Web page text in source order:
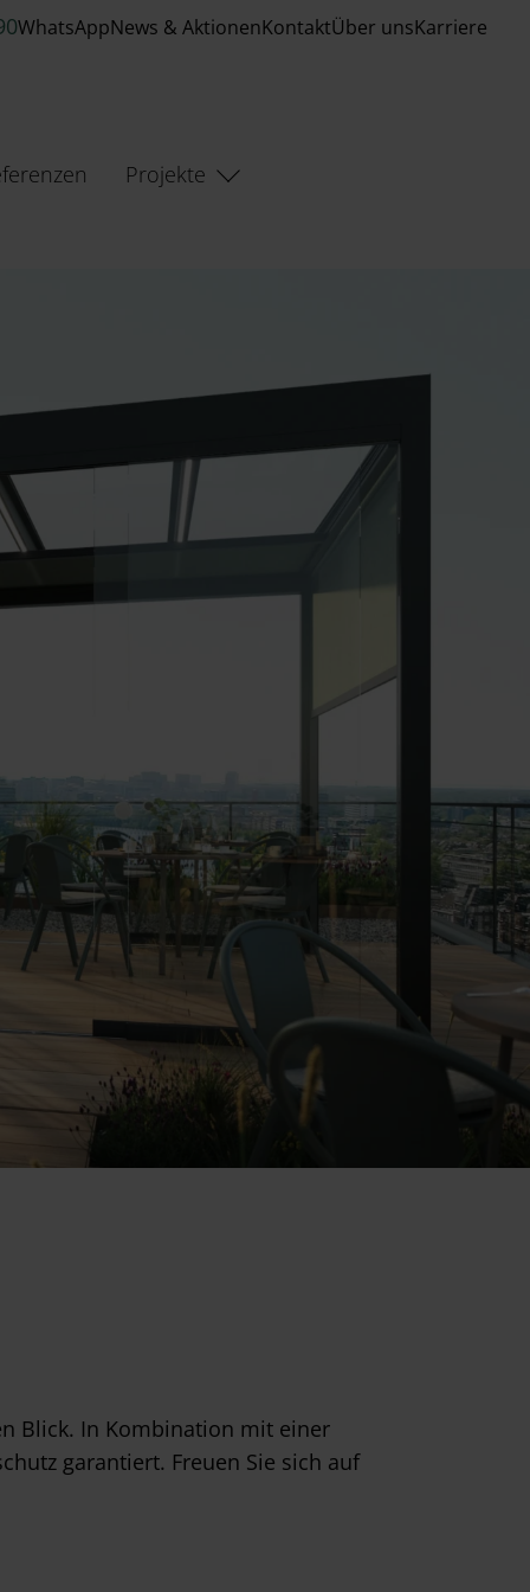
WhatsAppNews & AktionenKontaktÜber unsKarriere
Projekte
Blick. In Kombination mit einer
garantiert. Freuen Sie sich auf